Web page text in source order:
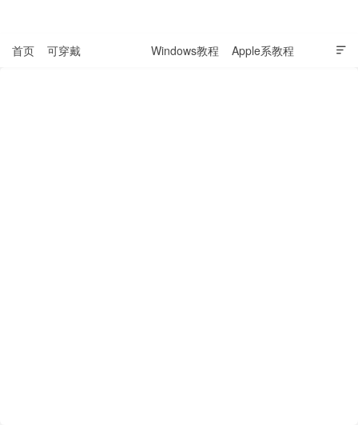

首页 可穿戴 Windows教程 Apple系教程